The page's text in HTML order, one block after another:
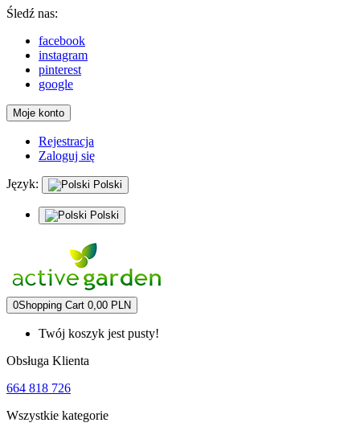
Śledź nas:
facebook
instagram
pinterest
google
Moje konto
Rejestracja
Zaloguj się
Język: Polski
Polski
0Shopping Cart 0,00 PLN
Twój koszyk jest pusty!
Obsługa Klienta
664 818 726
Wszystkie kategorie